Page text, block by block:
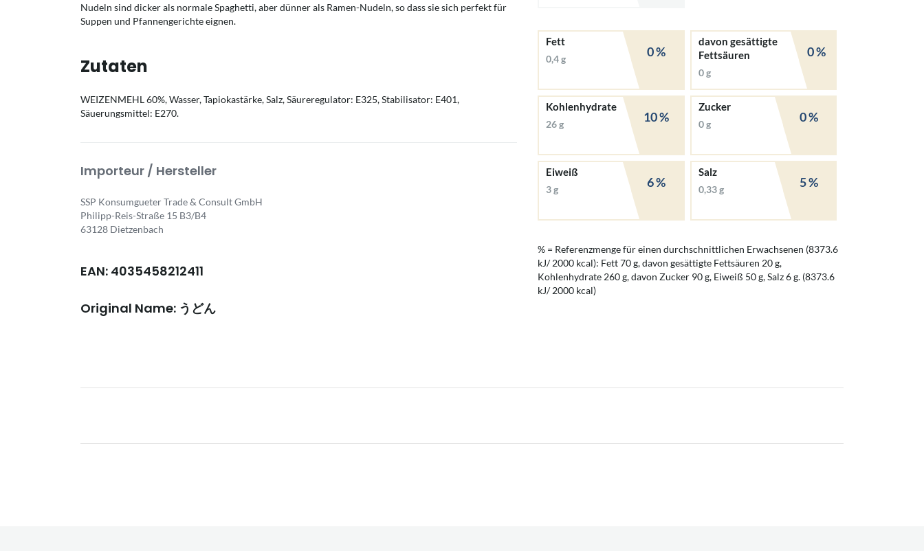
Nudeln sind dicker als normale Spaghetti, aber dünner als Ramen-Nudeln, so dass sie sich perfekt für
Suppen und Pfannengerichte eignen.
Zutaten
WEIZENMEHL 60%, Wasser, Tapiokastärke, Salz, Säureregulator: E325, Stabilisator: E401,
Säuerungsmittel: E270.
Importeur / Hersteller
SSP Konsumgueter Trade & Consult GmbH
Philipp-Reis-Straße 15 B3/B4
63128 Dietzenbach
EAN: 4035458212411
Original Name: うどん
Fett
0,4 g 0 %
davon gesättigte
Fettsäuren
0 g
0 %
Kohlenhydrate
26 g 10 %
Zucker
0 g 0 %
Eiweiß
3 g 6 %
Salz
0,33 g 5 %
% = Referenzmenge für einen durchschnittlichen Erwachsenen (8373.6
kJ/ 2000 kcal): Fett 70 g, davon gesättigte Fettsäuren 20 g,
Kohlenhydrate 260 g, davon Zucker 90 g, Eiweiß 50 g, Salz 6 g. (8373.6
kJ/ 2000 kcal)